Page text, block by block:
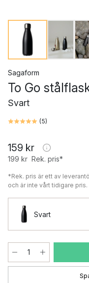
Sagaform
To Go
Svart
(5)
159 kr
199 kr Rek. pris*
*Rek. pris är ett av
och är inte vårt tidigare pris.
Svart